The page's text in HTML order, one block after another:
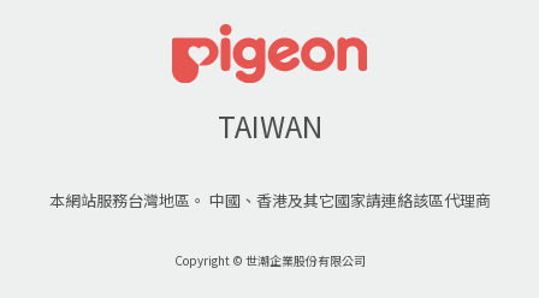
TAIWAN
本網站服務台灣地區。 中國、香港及其它國家請連絡該區代理商
Copyright © 世潮企業股份有限公司